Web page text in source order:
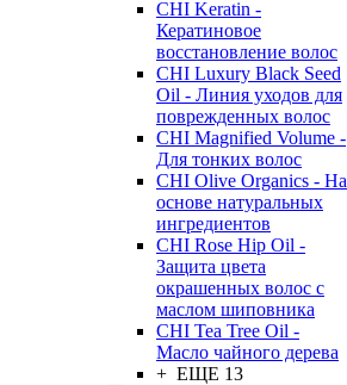
CHI Keratin -
Кератиновое
восстановление волос
CHI Luxury Black Seed
Oil - Линия уходов для
поврежденных волос
CHI Magnified Volume -
Для тонких волос
CHI Olive Organics - На
основе натуральных
ингредиентов
CHI Rose Hip Oil -
Защита цвета
окрашенных волос с
маслом шиповника
CHI Tea Tree Oil -
Масло чайного дерева
+ ЕЩЕ 13